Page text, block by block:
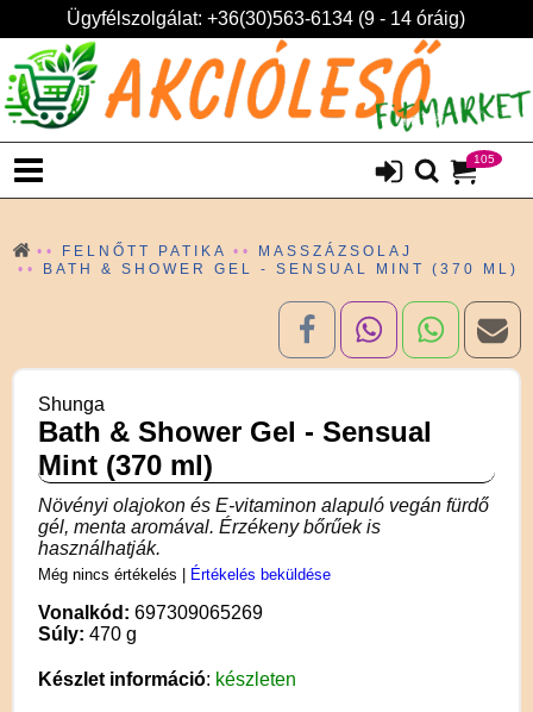
Ügyfélszolgálat: +36(30)563-6134 (9 - 14 óráig)
105
FELNŐTT PATIKA
MASSZÁZSOLAJ
BATH & SHOWER GEL - SENSUAL MINT (370 ML)
Shunga
Bath & Shower Gel - Sensual
Mint (370 ml)
Növényi olajokon és E-vitaminon alapuló vegán fürdő
gél, menta aromával. Érzékeny bőrűek is
használhatják.
Még nincs értékelés Értékelés beküldése
Vonalkód: 697309065269
Súly: 470 g
Készlet információ: készleten